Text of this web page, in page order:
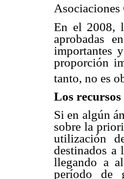
Asociaciones
En el 2008,
aprobadas
importantes
proporción
tanto, no es
Los
Si en algún
sobre la
utilización
destinados
llegando a
período de